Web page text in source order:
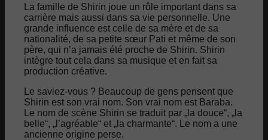
La famille de Shirin joue un rôle important dans sa
carrière mais aussi dans sa vie personnelle. Une
grande influence est celle de sa mère et de sa
nationalité, de sa petite sœur Pati et même de son
père, qui n’a jamais été proche de Shirin. Shirin
intègre tout cela dans sa musique et en fait sa
production créative.
Le saviez-vous ? Beaucoup de gens pensent que
Shirin est son vrai nom. Son vrai nom est Baraba.
Le nom de scène Shirin se traduit par „la douce“, „la
belle“, „l’agréable“ et „la charmante“. Le nom a une
ancienne origine perse.